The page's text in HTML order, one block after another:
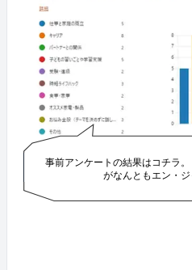
事前アンケートの結果はコチラ
がなんともエン・